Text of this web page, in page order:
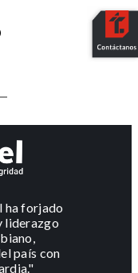
ha forjado
liderazgo
país con